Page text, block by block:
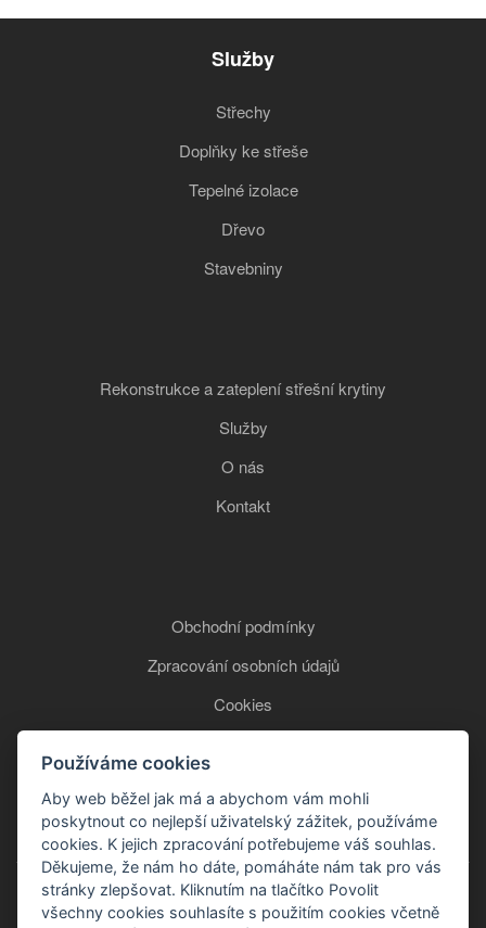
Služby
Střechy
Doplňky ke střeše
Tepelné izolace
Dřevo
Stavebniny
Rekonstrukce a zateplení střešní krytiny
Služby
O nás
Kontakt
Obchodní podmínky
Zpracování osobních údajů
Cookies
+420 777 850 465
Používáme cookies
Aby web běžel jak má a abychom vám mohli
poskytnout co nejlepší uživatelský zážitek, používáme
cookies. K jejich zpracování potřebujeme váš souhlas.
Děkujeme, že nám ho dáte, pomáháte nám tak pro vás
stránky zlepšovat. Kliknutím na tlačítko Povolit
všechny cookies souhlasíte s použitím cookies včetně